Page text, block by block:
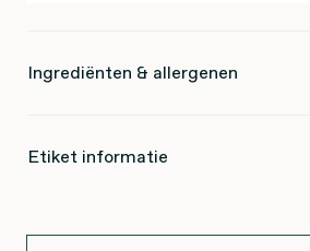
Ingrediënten & allergenen
Etiket informatie